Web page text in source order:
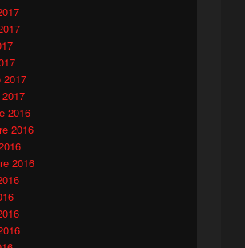
2017
2016
2016
2016